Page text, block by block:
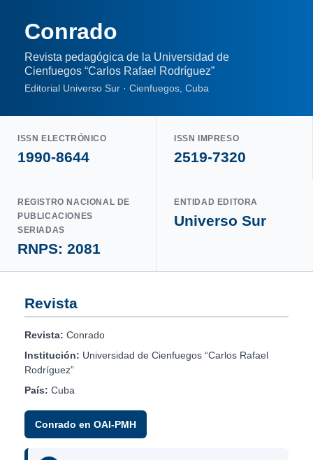
Conrado
Revista pedagógica de la Universidad de
Cienfuegos “Carlos Rafael Rodríguez”
Editorial Universo Sur · Cienfuegos, Cuba
ISSN ELECTRÓNICO
1990-8644
ISSN IMPRESO
2519-7320
REGISTRO NACIONAL DE
PUBLICACIONES
SERIADAS
RNPS: 2081
ENTIDAD EDITORA
Universo Sur
Revista
Revista: Conrado
Institución: Universidad de Cienfuegos “Carlos Rafael
Rodríguez”
País: Cuba
Conrado en OAI-PMH